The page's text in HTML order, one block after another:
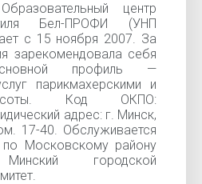
центр
Бел-ПРОФИ (УНП
с 15 ноября 2007. За
зарекомендовала себя
профиль —
парикмахерскими и
Код ОКПО:
адрес: г. Минск,
17-40. Обслуживается
Московскому району
городской